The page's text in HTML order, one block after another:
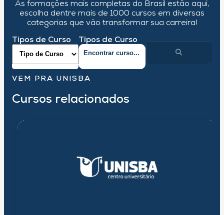
As formações mais completas do Brasil estão aqui,
escolha dentre mais de 1000 cursos em diversas
categorias que vão transformar sua carreira!
Tipos de Curso Tipos de Curso
VEM PRA UNISBA
Cursos relacionados